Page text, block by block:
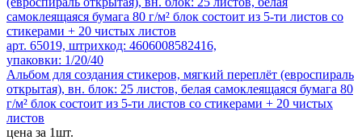
арт. 65019, штрихкод: 4606008582416,
упаковки: 1/20/40
Альбом для создания стикеров, мягкий переплёт (евроспираль
открытая), вн. блок: 25 листов, белая самоклеящаяся бумага 80
г/м² блок состоит из 5-ти листов со стикерами + 20 чистых
листов
цена за 1шт.